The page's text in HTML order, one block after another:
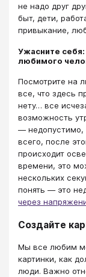
не надо друг
быт, дети,
привыкание,
Ужасните
любимого
Посмотрите на
все, что здесь
нету… все
возможность
—
всего, после
происходит
времени, это
нескольких
понять — это
через
Создайте
Мы все любим
картинки, как
люди. Важно